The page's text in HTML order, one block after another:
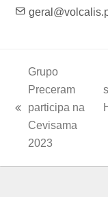
previous
Grupo
Preceram
participa na
Cevisama
2023